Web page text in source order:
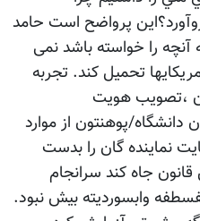
پرواضح است حامد
را خواسته باشد نمی
تحمیل کند. تجربه
،تصویب هویت
پوهنتون از موارد
نماینده گان را بدست
جاه کند سرانجام
وابسوردیته بیش نبود.